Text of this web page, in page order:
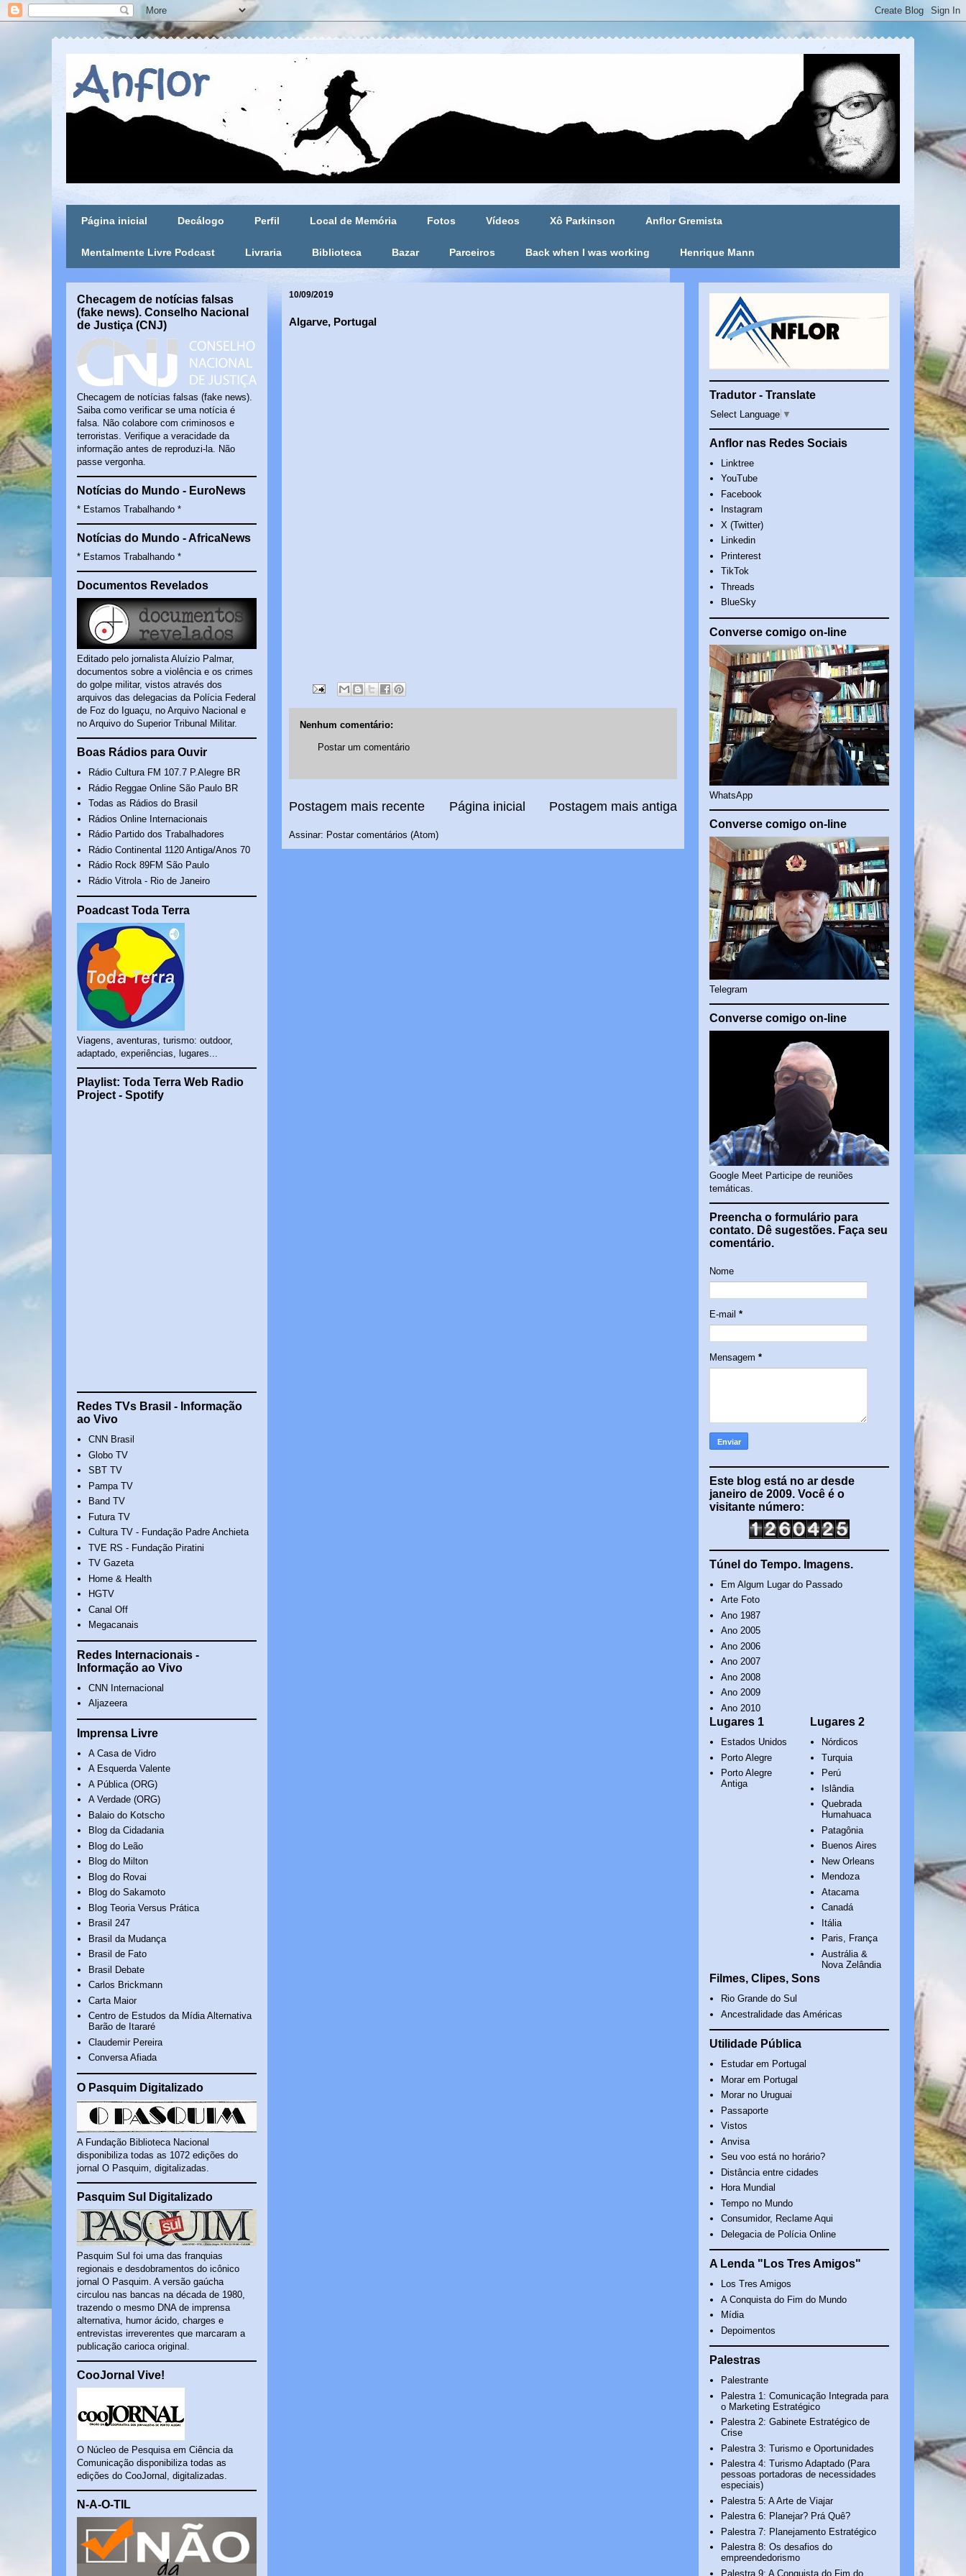
Página inicial Decálogo Perfil Local de Memória Fotos Vídeos Xô Parkinson Anflor Gremista
Mentalmente Livre Podcast Livraria Biblioteca Bazar Parceiros Back when I was working Henrique Mann
10/09/2019
Algarve, Portugal
Nenhum comentário:
Postar um comentário
Postagem mais recente Postagem mais antiga
Página inicial
Assinar: Postar comentários (Atom)
Checagem de notícias falsas
(fake news). Conselho Nacional
de Justiça (CNJ)
Checagem de notícias falsas (fake news).
Saiba como verificar se uma notícia é
falsa. Não colabore com criminosos e
terroristas. Verifique a veracidade da
informação antes de reproduzi-la. Não
passe vergonha.
Notícias do Mundo - EuroNews
* Estamos Trabalhando *
Notícias do Mundo - AfricaNews
* Estamos Trabalhando *
Documentos Revelados
Editado pelo jornalista Aluízio Palmar,
documentos sobre a violência e os crimes
do golpe militar, vistos através dos
arquivos das delegacias da Polícia Federal
de Foz do Iguaçu, no Arquivo Nacional e
no Arquivo do Superior Tribunal Militar.
Boas Rádios para Ouvir
Rádio Cultura FM 107.7 P.Alegre BR
Rádio Reggae Online São Paulo BR
Todas as Rádios do Brasil
Rádios Online Internacionais
Rádio Partido dos Trabalhadores
Rádio Continental 1120 Antiga/Anos 70
Rádio Rock 89FM São Paulo
Rádio Vitrola - Rio de Janeiro
Poadcast Toda Terra
Viagens, aventuras, turismo: outdoor,
adaptado, experiências, lugares...
Playlist: Toda Terra Web Radio
Project - Spotify
Redes TVs Brasil - Informação
ao Vivo
CNN Brasil
Globo TV
SBT TV
Pampa TV
Band TV
Futura TV
Cultura TV - Fundação Padre Anchieta
TVE RS - Fundação Piratini
TV Gazeta
Home & Health
HGTV
Canal Off
Megacanais
Redes Internacionais -
Informação ao Vivo
CNN Internacional
Aljazeera
Imprensa Livre
A Casa de Vidro
A Esquerda Valente
A Pública (ORG)
A Verdade (ORG)
Balaio do Kotscho
Blog da Cidadania
Blog do Leão
Blog do Milton
Blog do Rovai
Blog do Sakamoto
Blog Teoria Versus Prática
Brasil 247
Brasil da Mudança
Brasil de Fato
Brasil Debate
Carlos Brickmann
Carta Maior
Centro de Estudos da Mídia Alternativa
Barão de Itararé
Claudemir Pereira
Conversa Afiada
O Pasquim Digitalizado
A Fundação Biblioteca Nacional
disponibiliza todas as 1072 edições do
jornal O Pasquim, digitalizadas.
Pasquim Sul Digitalizado
Pasquim Sul foi uma das franquias
regionais e desdobramentos do icônico
jornal O Pasquim. A versão gaúcha
circulou nas bancas na década de 1980,
trazendo o mesmo DNA de imprensa
alternativa, humor ácido, charges e
entrevistas irreverentes que marcaram a
publicação carioca original.
CooJornal Vive!
O Núcleo de Pesquisa em Ciência da
Comunicação disponibiliza todas as
edições do CooJornal, digitalizadas.
N-A-O-TIL
Tradutor - Translate
Select Language ▼
Anflor nas Redes Sociais
Linktree
YouTube
Facebook
Instagram
X (Twitter)
Linkedin
Printerest
TikTok
Threads
BlueSky
Converse comigo on-line
WhatsApp
Converse comigo on-line
Telegram
Converse comigo on-line
Google Meet Participe de reuniões
temáticas.
Preencha o formulário para
contato. Dê sugestões. Faça seu
comentário.
Nome
E-mail *
Mensagem *
Este blog está no ar desde
janeiro de 2009. Você é o
visitante número:
Túnel do Tempo. Imagens.
Em Algum Lugar do Passado
Arte Foto
Ano 1987
Ano 2005
Ano 2006
Ano 2007
Ano 2008
Ano 2009
Ano 2010
Lugares 1
Estados Unidos
Porto Alegre
Porto Alegre
Antiga
Lugares 2
Nórdicos
Turquia
Perú
Islândia
Quebrada
Humahuaca
Patagônia
Buenos Aires
New Orleans
Mendoza
Atacama
Canadá
Itália
Paris, França
Austrália &
Nova Zelândia
Filmes, Clipes, Sons
Rio Grande do Sul
Ancestralidade das Américas
Utilidade Pública
Estudar em Portugal
Morar em Portugal
Morar no Uruguai
Passaporte
Vistos
Anvisa
Seu voo está no horário?
Distância entre cidades
Hora Mundial
Tempo no Mundo
Consumidor, Reclame Aqui
Delegacia de Polícia Online
A Lenda "Los Tres Amigos"
Los Tres Amigos
A Conquista do Fim do Mundo
Mídia
Depoimentos
Palestras
Palestrante
Palestra 1: Comunicação Integrada para
o Marketing Estratégico
Palestra 2: Gabinete Estratégico de
Crise
Palestra 3: Turismo e Oportunidades
Palestra 4: Turismo Adaptado (Para
pessoas portadoras de necessidades
especiais)
Palestra 5: A Arte de Viajar
Palestra 6: Planejar? Prá Quê?
Palestra 7: Planejamento Estratégico
Palestra 8: Os desafios do
empreendedorismo
Palestra 9: A Conquista do Fim do